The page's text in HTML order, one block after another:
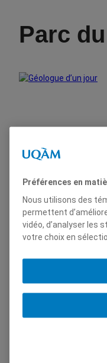
Parc
Préférences en
Nous utilisons des
permettent
vidéo, d’analyser les
votre choix en